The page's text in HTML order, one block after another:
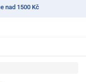
nad 1500 Kč